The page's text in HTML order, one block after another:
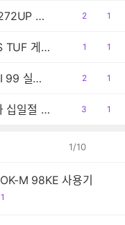
[G마켓] [4세대-75만] MSI MAG 272UP QD-OLED E16 4K 165 게이밍 모니터 (최종:755,148원)
공
2
댓1
[G마켓] 월첫세일 마지막 날 ASUS TUF 게이밍노트북 A16 FA608UHI-TU148 최종 139만원대!
공1
댓1
[인스타그램 이벤트] INSTAX MINI 99 실버 출시, 팔로우 이벤트 안내
공
2
댓1
[11번가]올여름 게이밍 준비! 11번가 십일절 ASUS TUF A14 특가
공
3
댓1
1/10
M 98KE 사용기
댓1